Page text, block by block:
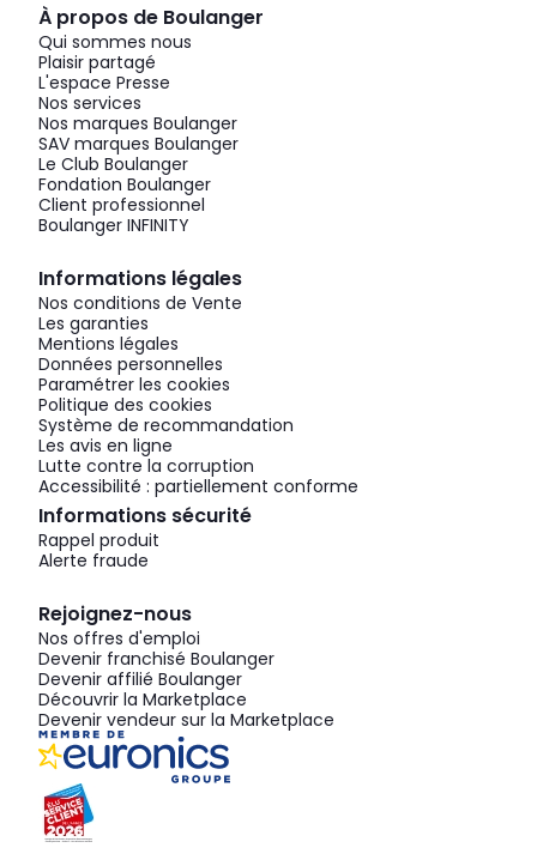
À propos de Boulanger
Qui sommes nous
Plaisir partagé
L'espace Presse
Nos services
Nos marques Boulanger
SAV marques Boulanger
Le Club Boulanger
Fondation Boulanger
Client professionnel
Boulanger INFINITY
Informations légales
Nos conditions de Vente
Les garanties
Mentions légales
Données personnelles
Paramétrer les cookies
Politique des cookies
Système de recommandation
Les avis en ligne
Lutte contre la corruption
Accessibilité : partiellement conforme
Informations sécurité
Rappel produit
Alerte fraude
Rejoignez-nous
Nos offres d'emploi
Devenir franchisé Boulanger
Devenir affilié Boulanger
Découvrir la Marketplace
Devenir vendeur sur la Marketplace